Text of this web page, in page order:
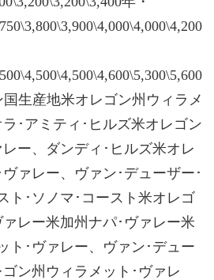
生産地米オレゴン州ウィラメ
･アミティ･ヒルズ米オレゴン
ー、ダンディ･ヒルズ米オレ
ァレー、ヴァン･デューザー･
ト･ソノマ･コースト米オレゴ
レー米加州ナパ･ヴァレー米
ト･ヴァレー、ヴァン･デュー
ン州ウィラメット･ヴァレ